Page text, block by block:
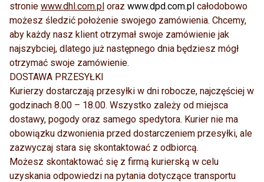
stronie www.dhl.com.pl oraz www.dpd.com.pl całodobowo
możesz śledzić położenie swojego zamówienia. Chcemy,
aby każdy nasz klient otrzymał swoje zamówienie jak
najszybciej, dlatego już następnego dnia będziesz mógł
otrzymać swoje zamówienie.
DOSTAWA PRZESYŁKI
Kurierzy dostarczają przesyłki w dni robocze, najczęściej w
godzinach 8.00 – 18.00. Wszystko zależy od miejsca
dostawy, pogody oraz samego spedytora. Kurier nie ma
obowiązku dzwonienia przed dostarczeniem przesyłki, ale
zazwyczaj stara się skontaktować z odbiorcą.
Możesz skontaktować się z firmą kurierską w celu
uzyskania odpowiedzi na pytania dotyczące transportu